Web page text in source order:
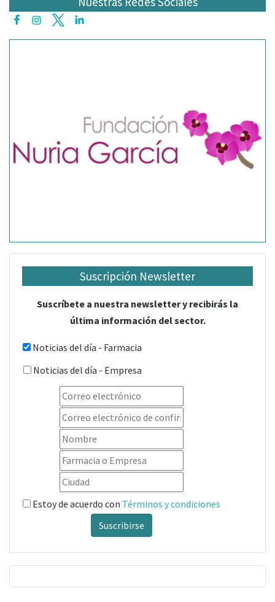
Suscripción Newsletter
Suscríbete a nuestra newsletter y recibirás la
última información del sector.
Noticias del día - Farmacia
Noticias del día - Empresa
Estoy de acuerdo con Términos y condiciones
Suscribirse